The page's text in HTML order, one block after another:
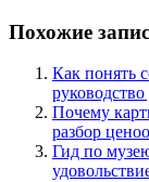
Похожие
Как понять
Почему
разбор
Гид по